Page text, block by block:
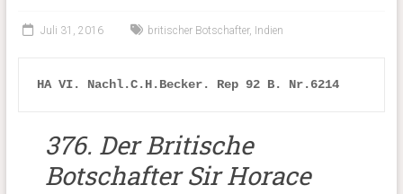
Juli 31, 2016 britischer Botschafter, Indien
HA VI. Nachl.C.H.Becker. Rep 92 B. Nr.6214
376. Der Britische
Botschafter Sir Horace